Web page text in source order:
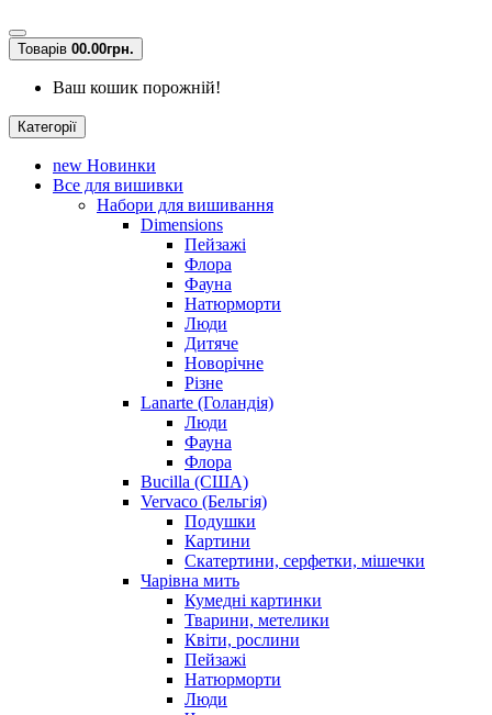
Товарів 00.00грн.
Ваш кошик порожній!
Категорії
new Новинки
Все для вишивки
Набори для вишивання
Dimensions
Пейзажі
Флора
Фауна
Натюрморти
Люди
Дитяче
Новорічне
Різне
Lanarte (Голандія)
Люди
Фауна
Флора
Bucilla (США)
Vervaco (Бельгія)
Подушки
Картини
Скатертини, серфетки, мішечки
Чарiвна мить
Кумедні картинки
Тварини, метелики
Квіти, рослини
Пейзажі
Натюрморти
Люди